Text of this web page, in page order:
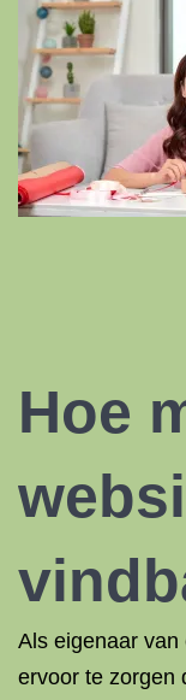
Hoe
Als eigenaar van
ervoor te zorgen